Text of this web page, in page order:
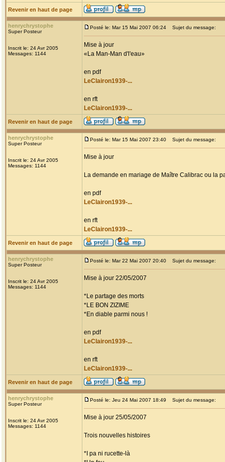
Revenir en haut de page
henrychrystophe
Super Posteur
Inscrit le: 24 Avr 2005
Messages: 1144
Posté le: Mar 15 Mai 2007 06:24 Sujet du message:
Mise à jour
«La Man-Man d'l'eau»
en pdf
LeClairon1939-...
en rft
LeClairon1939-...
Revenir en haut de page
henrychrystophe
Super Posteur
Inscrit le: 24 Avr 2005
Messages: 1144
Posté le: Mar 15 Mai 2007 23:40 Sujet du message:
Mise à jour
La demande en mariage de Maître Calibrac ou la
en pdf
LeClairon1939-...
en rft
LeClairon1939-...
Revenir en haut de page
henrychrystophe
Super Posteur
Inscrit le: 24 Avr 2005
Messages: 1144
Posté le: Mar 22 Mai 2007 20:40 Sujet du message:
Mise à jour 22/05/2007
*Le partage des morts
*LE BON ZIZIME
*En diable parmi nous !
en pdf
LeClairon1939-...
en rft
LeClairon1939-...
Revenir en haut de page
henrychrystophe
Super Posteur
Inscrit le: 24 Avr 2005
Messages: 1144
Posté le: Jeu 24 Mai 2007 18:49 Sujet du message:
Mise à jour 25/05/2007
Trois nouvelles histoires
*I pa ni rucette-là